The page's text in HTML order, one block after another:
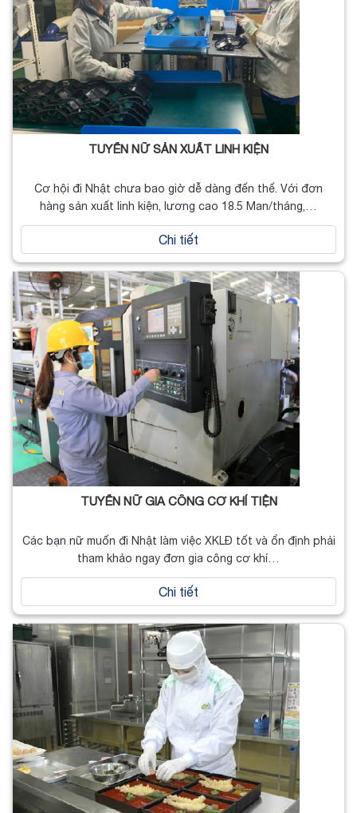
TUYỂN NỮ SẢN XUẤT LINH KIỆN
Cơ hội đi Nhật chưa bao giờ dễ dàng đến thế. Với đơn
hàng sản xuất linh kiện, lương cao 18.5 Man/tháng,…
Chi tiết
TUYỂN NỮ GIA CÔNG CƠ KHÍ TIỆN
Các bạn nữ muốn đi Nhật làm việc XKLĐ tốt và ổn định phải
tham khảo ngay đơn gia công cơ khí…
Chi tiết